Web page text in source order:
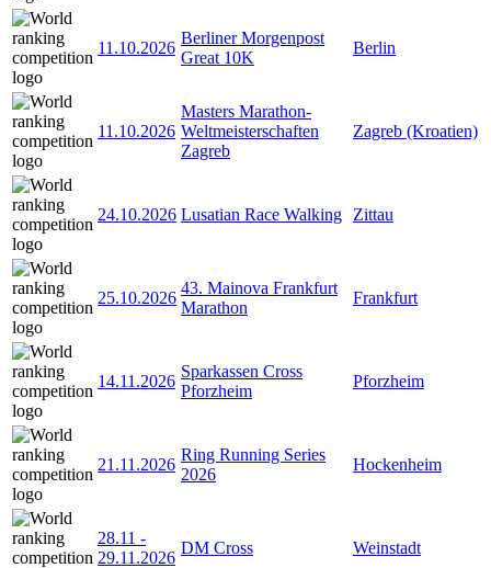
11.10.2026
Berliner Morgenpost
Great 10K
Berlin
11.10.2026
Masters Marathon-
Weltmeisterschaften
Zagreb
Zagreb (Kroatien)
24.10.2026 Lusatian Race Walking Zittau
25.10.2026
43. Mainova Frankfurt
Marathon
Frankfurt
14.11.2026
Sparkassen Cross
Pforzheim
Pforzheim
21.11.2026
Ring Running Series
2026
Hockenheim
28.11 -
29.11.2026
DM Cross Weinstadt